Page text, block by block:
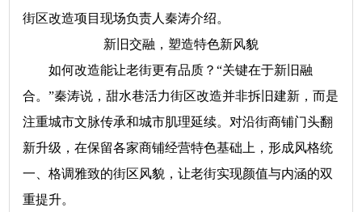
街区改造项目现场负责人秦涛介绍。
新旧交融，塑造特色新风貌
如何改造能让老街更有品质？“关键在于新旧融
合。”秦涛说，甜水巷活力街区改造并非拆旧建新，而是
注重城市文脉传承和城市肌理延续。对沿街商铺门头翻
新升级，在保留各家商铺经营特色基础上，形成风格统
一、格调雅致的街区风貌，让老街实现颜值与内涵的双
重提升。